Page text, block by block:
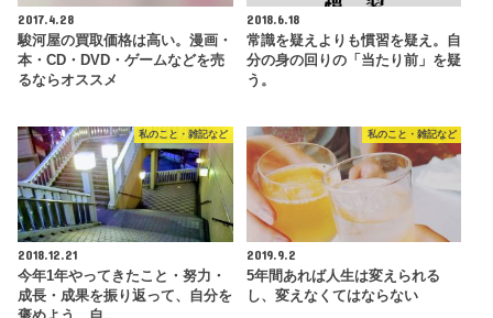
2017.4.28
駿河屋の買取価格は高い。漫画・
本・CD・DVD・ゲームなどを売
るならオススメ
2018.6.18
常識を疑えよりも慣習を疑え。自
分の身の回りの「当たり前」を疑
う。
私のこと・雑記など
2018.12.21
今年1年やってきたこと・努力・
成長・成果を振り返って、自分を
私のこと・雑記など
2019.9.2
5年間あれば人生は変えられる
し、変えなくてはならない